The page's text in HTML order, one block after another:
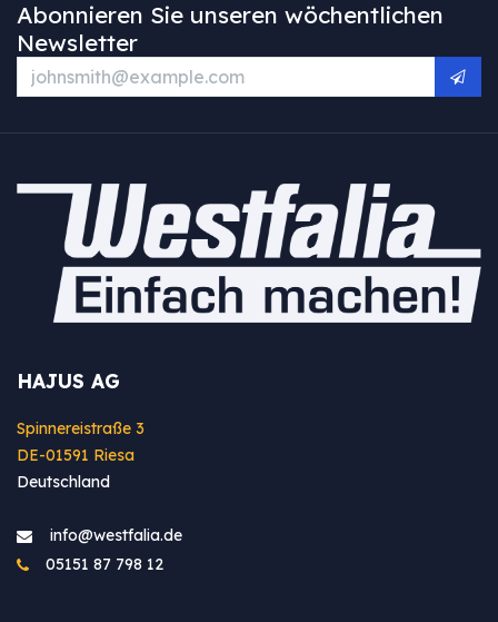
Abonnieren Sie unseren wöchentlichen
Newsletter
HAJUS AG
Spinnereistraße 3
DE-01591 Riesa
Deutschland
info@westfa​lia.de
05151 87 798 12